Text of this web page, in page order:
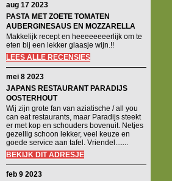
aug 17 2023
PASTA MET ZOETE TOMATEN
AUBERGINESAUS EN MOZZARELLA
Makkelijk recept en heeeeeeeerlijk om te
eten bij een lekker glaasje wijn.!!
LEES ALLE RECENSIES
mei 8 2023
JAPANS RESTAURANT PARADIJS
OOSTERHOUT
Wij zijn grote fan van aziatische / all you
can eat restaurants, maar Paradijs steekt
er met kop en schouders bovenuit. Netjes
gezellig schoon lekker, veel keuze en
goede service aan tafel. Vriendel.......
BEKIJK DIT ADRESJE
feb 9 2023